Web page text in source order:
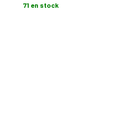
71 en stock